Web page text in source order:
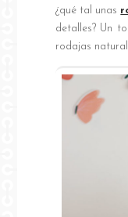
¿qué tal unas
detalles? Un
rodajas